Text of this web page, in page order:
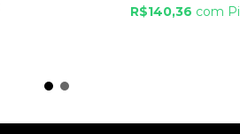
R$140,36 com